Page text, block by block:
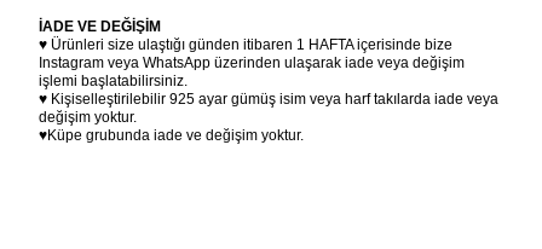
İADE VE DEĞİŞİM
♥ Ürünleri size ulaştığı günden itibaren 1 HAFTA içerisinde bize
Instagram veya WhatsApp üzerinden ulaşarak iade veya değişim
işlemi başlatabilirsiniz.
♥ Kişiselleştirilebilir 925 ayar gümüş isim veya harf takılarda iade veya
değişim yoktur.
♥Küpe grubunda iade ve değişim yoktur.